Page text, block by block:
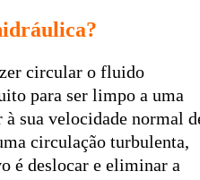
circular o fluido
para ser limpo a uma
sua velocidade normal
circulação turbulenta,
é deslocar e eliminar a